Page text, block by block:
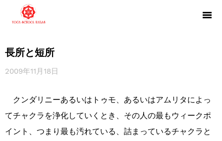
長所と短所
2009年11月18日
クンダリニーあるいはトゥモ、あるいはアムリタによっ
てチャクラを浄化していくとき、その人の最もウィークポ
イント、つまり最も汚れている、詰まっているチャクラと